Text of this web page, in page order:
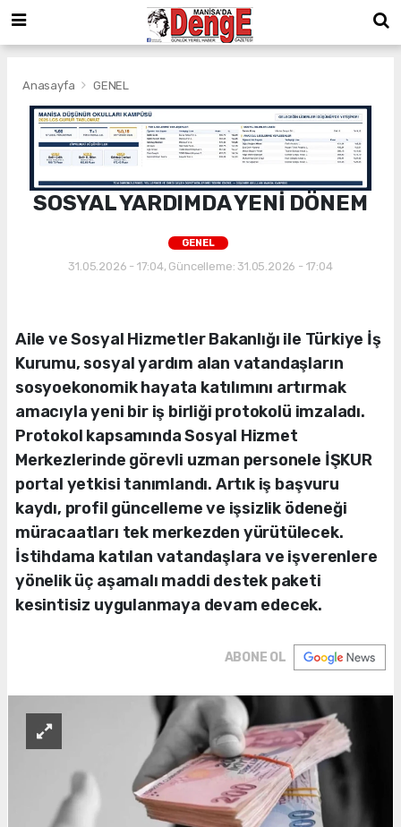
Anasayfa GENEL
SOSYAL YARDIMDA YENİ DÖNEM
GENEL
31.05.2026 - 17:04, Güncelleme: 31.05.2026 - 17:04
Aile ve Sosyal Hizmetler Bakanlığı ile Türkiye İş
Kurumu, sosyal yardım alan vatandaşların
sosyoekonomik hayata katılımını artırmak
amacıyla yeni bir iş birliği protokolü imzaladı.
Protokol kapsamında Sosyal Hizmet
Merkezlerinde görevli uzman personele İŞKUR
portal yetkisi tanımlandı. Artık iş başvuru
kaydı, profil güncelleme ve işsizlik ödeneği
müracaatları tek merkezden yürütülecek.
İstihdama katılan vatandaşlara ve işverenlere
yönelik üç aşamalı maddi destek paketi
kesintisiz uygulanmaya devam edecek.
ABONE OL